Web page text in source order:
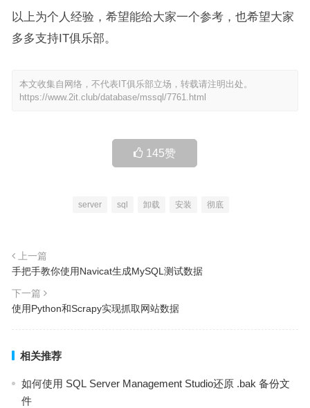
以上为个人经验，希望能给大家一个参考，也希望大家
多多支持IT俱乐部。
本文收集自网络，不代表IT俱乐部立场，转载请注明出处。
https://www.2it.club/database/mssql/7761.html
145赞
server sql 卸载 安装 彻底
上一篇
手把手教你使用Navicat生成MySQL测试数据
下一篇
使用Python和Scrapy实现抓取网站数据
相关推荐
如何使用 SQL Server Management Studio还原 .bak 备份文
件